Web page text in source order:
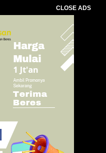
CLOSE ADS